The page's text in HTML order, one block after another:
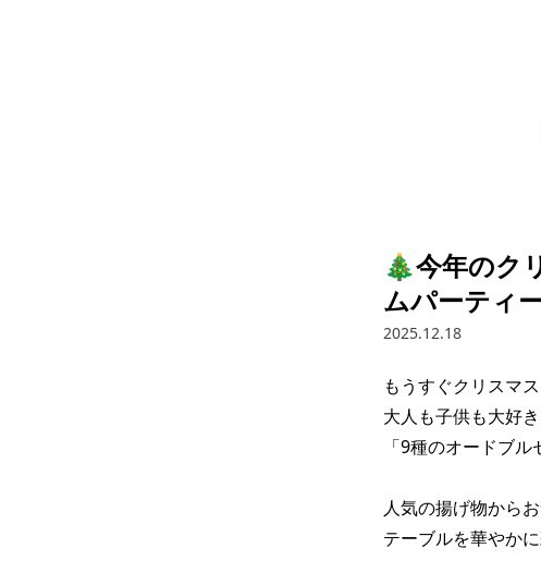
🎄今年のク
ムパーティ
2025.12.18
もうすぐクリスマ
大人も子供も大好
「9種のオードブ
人気の揚げ物からお
テーブルを華やか